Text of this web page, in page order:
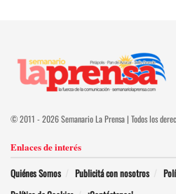
© 2011 - 2026 Semanario La Prensa | Todos los
Enlaces de interés
Quiénes Somos Publicitá con nosotros